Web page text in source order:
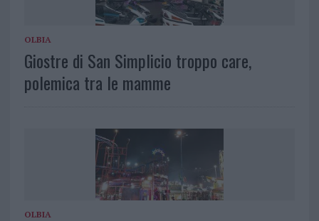
OLBIA
Giostre di San Simplicio troppo care,
polemica tra le mamme
OLBIA